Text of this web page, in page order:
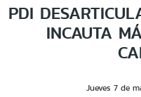
PDI
INCAUTA
Jueves 7 de